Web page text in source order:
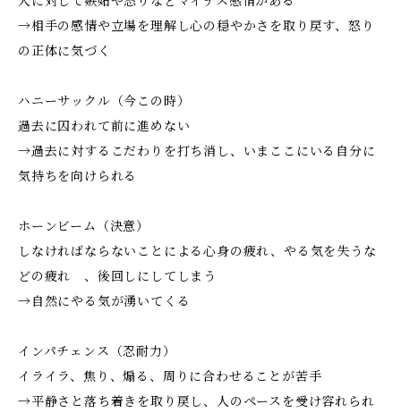
→相手の感情や立場を理解し心の穏やかさを取り戻す、怒り
の正体に気づく
ハニーサックル（今この時）
過去に囚われて前に進めない
→過去に対するこだわりを打ち消し、いまここにいる自分に
気持ちを向けられる
ホーンビーム（決意）
しなければならないことによる心身の疲れ、やる気を失うな
どの疲れ 、後回しにしてしまう
→自然にやる気が湧いてくる
インパチェンス（忍耐力）
イライラ、焦り、煽る、周りに合わせることが苦手
→平静さと落ち着きを取り戻し、人のペースを受け容れられ